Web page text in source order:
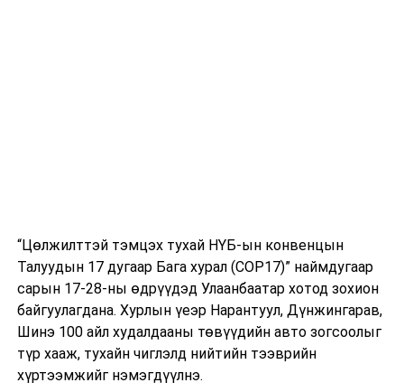
“Цөлжилттэй тэмцэх тухай НҮБ-ын конвенцын
Талуудын 17 дугаар Бага хурал (COP17)” наймдугаар
сарын 17-28-ны өдрүүдэд Улаанбаатар хотод зохион
байгуулагдана. Хурлын үеэр Нарантуул, Дүнжингарав,
Шинэ 100 айл худалдааны төвүүдийн авто зогсоолыг
түр хааж, тухайн чиглэлд нийтийн тээврийн
хүртээмжийг нэмэгдүүлнэ.